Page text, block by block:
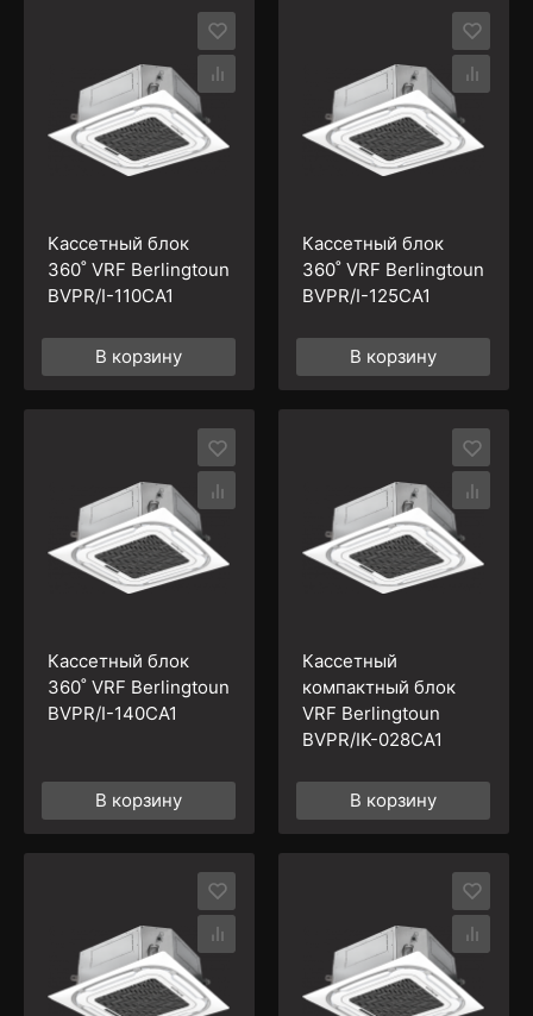
Кассетный блок
360˚ VRF Berlingtoun
BVPR/I-110CA1
В корзину
Кассетный блок
360˚ VRF Berlingtoun
BVPR/I-125CA1
В корзину
Кассетный блок
360˚ VRF Berlingtoun
BVPR/I-140CA1
В корзину
Кассетный
компактный блок
VRF Berlingtoun
BVPR/IK-028CA1
В корзину